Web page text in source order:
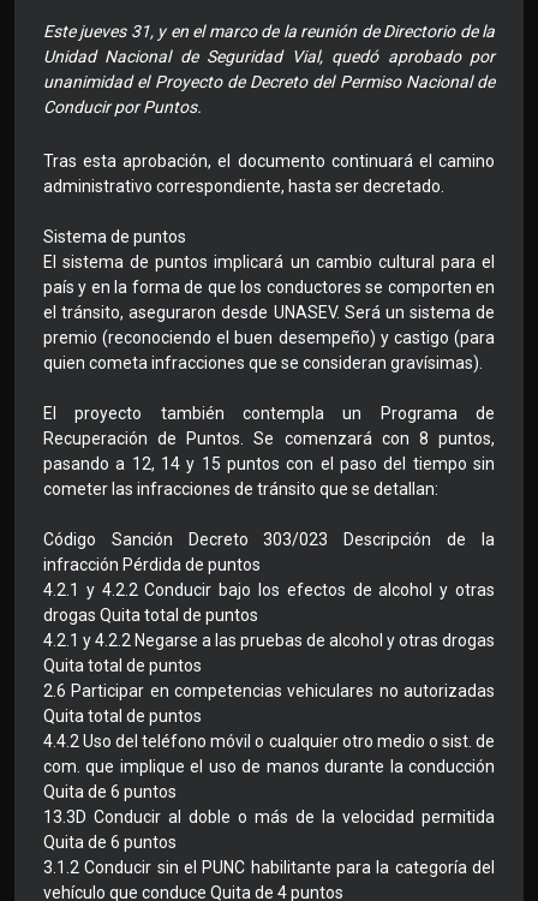
Este jueves 31, y en el marco de la reunión de Directorio de la
Unidad Nacional de Seguridad Vial, quedó aprobado por
unanimidad el Proyecto de Decreto del Permiso Nacional de
Conducir por Puntos.
Tras esta aprobación, el documento continuará el camino
administrativo correspondiente, hasta ser decretado.
Sistema de puntos
El sistema de puntos implicará un cambio cultural para el
país y en la forma de que los conductores se comporten en
el tránsito, aseguraron desde UNASEV. Será un sistema de
premio (reconociendo el buen desempeño) y castigo (para
quien cometa infracciones que se consideran gravísimas).
El proyecto también contempla un Programa de
Recuperación de Puntos. Se comenzará con 8 puntos,
pasando a 12, 14 y 15 puntos con el paso del tiempo sin
cometer las infracciones de tránsito que se detallan:
Código Sanción Decreto 303/023 Descripción de la
infracción Pérdida de puntos
4.2.1 y 4.2.2 Conducir bajo los efectos de alcohol y otras
drogas Quita total de puntos
4.2.1 y 4.2.2 Negarse a las pruebas de alcohol y otras drogas
Quita total de puntos
2.6 Participar en competencias vehiculares no autorizadas
Quita total de puntos
4.4.2 Uso del teléfono móvil o cualquier otro medio o sist. de
com. que implique el uso de manos durante la conducción
Quita de 6 puntos
13.3D Conducir al doble o más de la velocidad permitida
Quita de 6 puntos
3.1.2 Conducir sin el PUNC habilitante para la categoría del
vehículo que conduce Quita de 4 puntos